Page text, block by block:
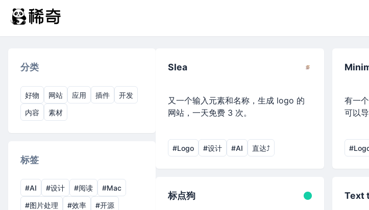
分类
好物 网站 应用 插件
开发
内容
素材
标签
#AI #设计 #阅读
#Mac
#图片处理
#效率
#开源
Slea
又一个输入元素和名称，生成 logo 的
网站，一天免费 3 次。
#Logo #设计 #AI 直达⤴︎
有一
可以
标点狗 Text